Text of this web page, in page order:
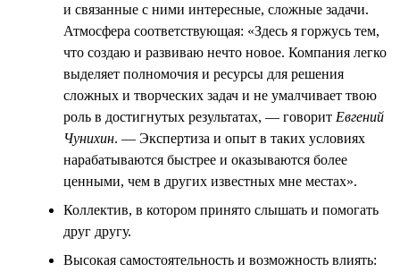
и связанные с ними интересные, сложные задачи.
Атмосфера соответствующая: «Здесь я горжусь тем,
что создаю и развиваю нечто новое. Компания легко
выделяет полномочия и ресурсы для решения
сложных и творческих задач и не умалчивает твою
роль в достигнутых результатах, — говорит Евгений
Чунихин. — Экспертиза и опыт в таких условиях
нарабатываются быстрее и оказываются более
ценными, чем в других известных мне местах».
Коллектив, в котором принято слышать и помогать
друг другу.
Высокая самостоятельность и возможность влиять: